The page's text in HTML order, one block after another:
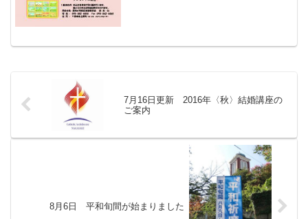
7月16日更新 2016年〈秋〉結婚講座の
ご案内
8月6日 平和旬間が始まりました